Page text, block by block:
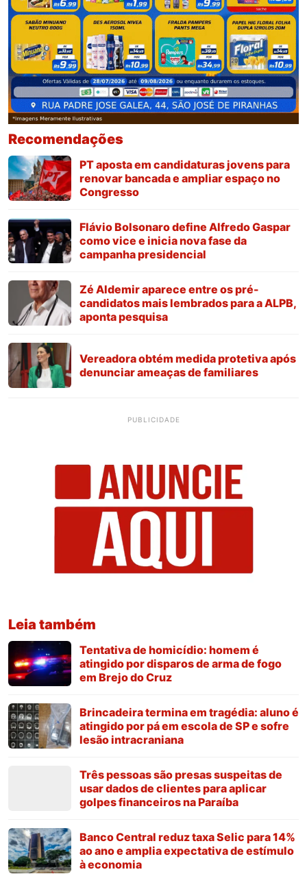
Recomendações
PT aposta em candidaturas jovens para
renovar bancada e ampliar espaço no
Congresso
Flávio Bolsonaro define Alfredo Gaspar
como vice e inicia nova fase da
campanha presidencial
Zé Aldemir aparece entre os pré-
candidatos mais lembrados para a ALPB,
aponta pesquisa
Vereadora obtém medida protetiva após
denunciar ameaças de familiares
PUBLICIDADE
Leia também
Tentativa de homicídio: homem é
atingido por disparos de arma de fogo
em Brejo do Cruz
Brincadeira termina em tragédia: aluno é
atingido por pá em escola de SP e sofre
lesão intracraniana
Três pessoas são presas suspeitas de
usar dados de clientes para aplicar
golpes financeiros na Paraíba
Banco Central reduz taxa Selic para 14%
ao ano e amplia expectativa de estímulo
à economia